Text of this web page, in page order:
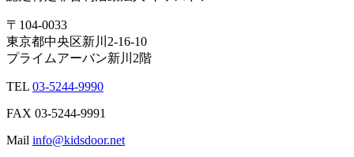
〒104-0033
東京都中央区新川2-16-10
プライムアーバン新川2階
TEL 03-5244-9990
FAX 03-5244-9991
Mail info@kidsdoor.net